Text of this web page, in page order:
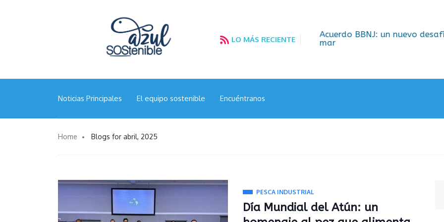
LO MÁS RECIENTE
“Calamar gigante en el Pacífico Sur: Chile apuesta por la cooperación
científica y la gestión responsable”
Acuerdo BBNJ: un nuevo
mar
Noticias Principales El equipo sostenible Encuéntranos
Home Blogs for abril, 2025
PESCA INDUSTRIAL
Día Mundial del Atún: un